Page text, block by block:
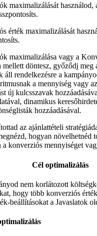
maximalizálását használod,
érték maximalizálását
maximalizálása vagy a
mellett döntesz, győződj
áll rendelkezésre a
a mennyiség vagy
új kulcsszavak
dinamikus
hozzáadásával.
az ajánlattételi
hogyan növelhetnéd
a konverziós mennyiséget
Cél optimalizálás
nem korlátozott
hogy több konverziós
beállításokat a Javaslatok